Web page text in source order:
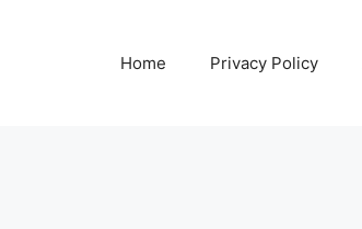
Home Privacy Policy